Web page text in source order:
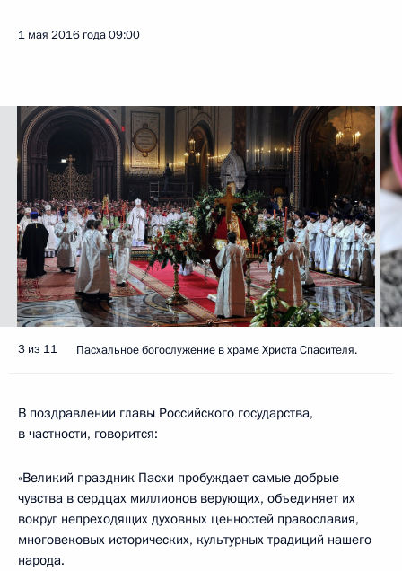
1 мая 2016 года09:00
3 из 11 Пасхальное богослужение в храме Христа Спасителя.
В поздравлении главы Российского государства,
в частности, говорится:
«Великий праздник Пасхи пробуждает самые добрые
чувства в сердцах миллионов верующих, объединяет их
вокруг непреходящих духовных ценностей православия,
многовековых исторических, культурных традиций нашего
народа.